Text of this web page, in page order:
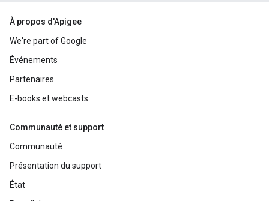
À propos d'Apigee
We're part of Google
Événements
Partenaires
E-books et webcasts
Communauté et support
Communauté
Présentation du support
État